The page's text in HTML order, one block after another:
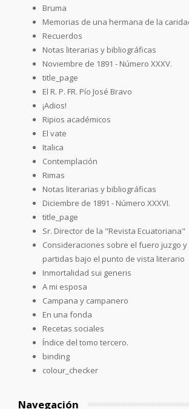
Bruma
Memorias de una hermana de la
Recuerdos
Notas literarias y bibliográficas
Noviembre de 1891 - Número XXXV.
title_page
El R. P. FR. Pío José Bravo
¡Adios!
Ripios académicos
El vate
Italica
Contemplación
Rimas
Notas literarias y bibliográficas
Diciembre de 1891 - Número XXXVI.
title_page
Sr. Director de la "Revista Ecuatoriana"
Consideraciones sobre el fuero juzgo
partidas bajo el punto de vista literario
Inmortalidad sui generis
A mi esposa
Campana y campanero
En una fonda
Recetas sociales
Índice del tomo tercero.
binding
colour_checker
Navegación